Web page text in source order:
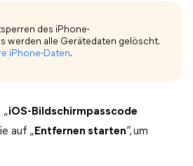
des iPhone-
werden alle Gerätedaten gelöscht.
iPhone-Daten.
„iOS-Bildschirmpasscode
auf „ Entfernen starten“, um